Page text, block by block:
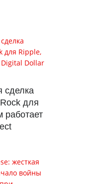
сделка
для
работает